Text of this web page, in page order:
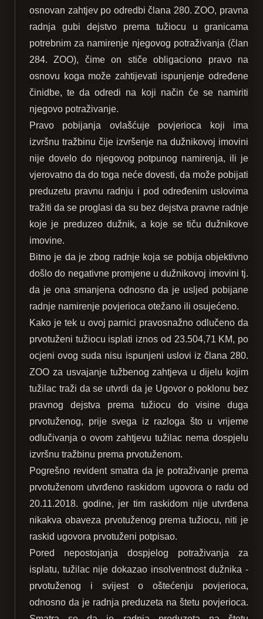
osnovan zahtjev po odredbi člana 280. ZOO, pravna
radnja gubi dejstvo prema tužiocu u granicama
potrebnim za namirenje njegovog potraživanja (član
284. ZOO), čime on stiče obligaciono pravo na
osnovu koga može zahtijevati ispunjenje određene
činidbe, te da odredi na koji način će se namiriti
njegovo potraživanje.
Pravo pobijanja ovlašćuje povjerioca koji ima
izvršnu tražbinu čije izvršenje na dužnikovoj imovini
nije dovelo do njegovog potpunog namirenja, ili je
vjerovatno da do toga neće dovesti, da može pobijati
preduzetu pravnu radnju i pod određenim uslovima
tražiti da se proglasi da su bez dejstva pravne radnje
koje je preduzeo dužnik, a koje se tiču dužnikove
imovine.
Bitno je da je zbog radnje koja se pobija objektivno
došlo do negativne promjene u dužnikovoj imovini tj.
da je ona smanjena odnosno da je usljed pobijane
radnje namirenje povjerioca otežano ili osujećeno.
Kako je tek u ovoj parnici pravosnažno odlučeno da
prvotuženi tužiocu isplati iznos od 23.504,71 KM, po
ocjeni ovog suda nisu ispunjeni uslovi iz člana 280.
ZOO za usvajanje tužbenog zahtjeva u dijelu kojim
tužilac traži da se utvrdi da je Ugovor o poklonu bez
pravnog dejstva prema tužiocu do visine duga
prvotuženog, prije svega iz razloga što u vrijeme
odlučivanja o ovom zahtjevu tužilac nema dospjelu
izvršnu tražbinu prema prvotuženom.
Pogrešno revident smatra da je potraživanje prema
prvotuženom utvrđeno raskidom ugovora o radu od
20.11.2018. godine, jer tim raskidom nije utvrđena
nikakva obaveza prvotuženog prema tužiocu, niti je
raskid ugovora prvotuženi potpisao.
Pored nepostojanja dospjelog potraživanja za
isplatu, tužilac nije dokazao insolventnost dužnika -
prvotuženog i svijest o oštećenju povjerioca,
odnosno da je radnja preduzeta na štetu povjerioca.